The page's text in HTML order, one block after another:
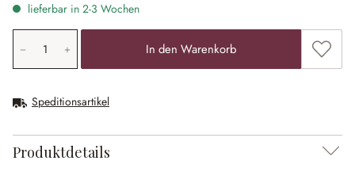
lieferbar in 2-3 Wochen
Produkt Anzahl: Gib den gewünschten Wert ein oder
In den Warenkorb Zum
Speditionsartikel
Produktdetails